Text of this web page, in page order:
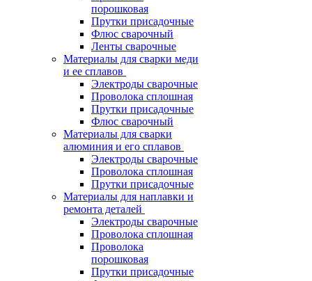
порошковая
Прутки присадочные
Флюс сварочный
Ленты сварочные
Материалы для сварки меди
и ее сплавов
Электроды сварочные
Проволока сплошная
Прутки присадочные
Флюс сварочный
Материалы для сварки
алюминия и его сплавов
Электроды сварочные
Проволока сплошная
Прутки присадочные
Материалы для наплавки и
ремонта деталей
Электроды сварочные
Проволока сплошная
Проволока
порошковая
Прутки присадочные